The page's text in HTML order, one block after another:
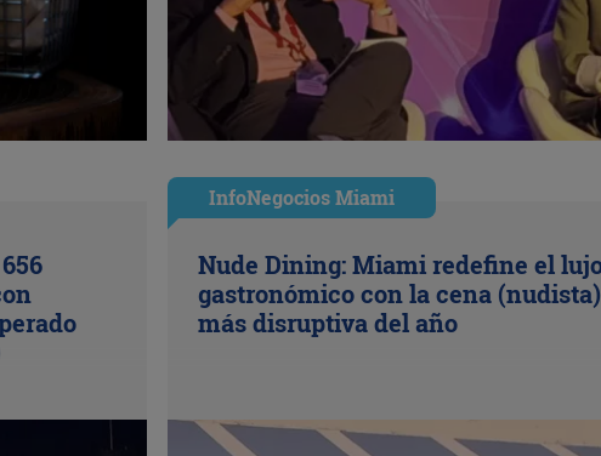
InfoNegocios Miami
Nude Dining: Miami redefine el
gastronómico con la cena (nudista)
más disruptiva del año